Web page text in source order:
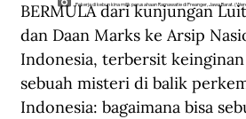
Pekerja di kebun kina milik perusahaan Ramawatie di Preanger, Jawa Barat.
BERMULA dari kunjungan
dan Daan Marks ke Arsip
Indonesia, terbersit
sebuah misteri di balik
Indonesia: bagaimana bisa